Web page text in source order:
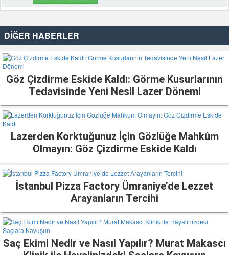
DİĞER HABERLER
Göz Çizdirme Eskide Kaldı: Görme Kusurlarının
Tedavisinde Yeni Nesil Lazer Dönemi
Lazerden Korktuğunuz İçin Gözlüğe Mahkûm
Olmayın: Göz Çizdirme Eskide Kaldı
İstanbul Pizza Factory Ümraniye’de Lezzet
Arayanların Tercihi
Saç Ekimi Nedir ve Nasıl Yapılır? Murat Makascı